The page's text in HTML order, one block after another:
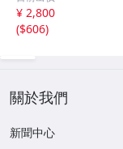
作》【移転SAL
E】kankando
¥ 2,800
($606)
關於我們
新聞中心